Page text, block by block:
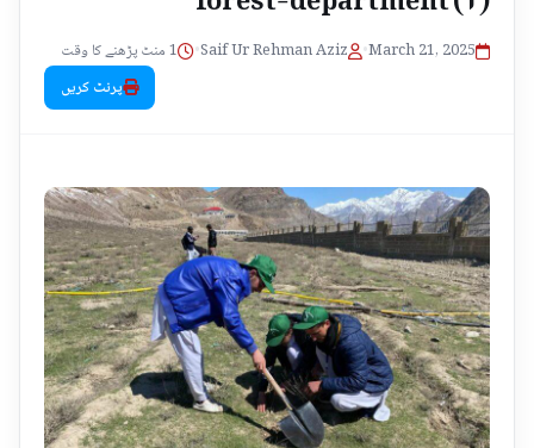
March 21, 2025
•
Saif Ur Rehman Aziz
•
1 منٹ پڑھنے کا وقت
پرنٹ کریں